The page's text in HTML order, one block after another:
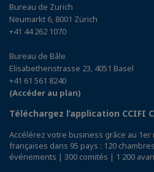
Bureau de Zurich
Neumarkt 6, 8001 Zürich
+41 44 262 1070
Bureau de Bâle
Elisabethenstrasse 23, 4051 Basel
+41 61 561 8240
(Accéder au plan)
Téléchargez l’application CCIFI
Accélérez votre business grâce au
françaises dans 95 pays : 120
événements | 300 comités | 1 200